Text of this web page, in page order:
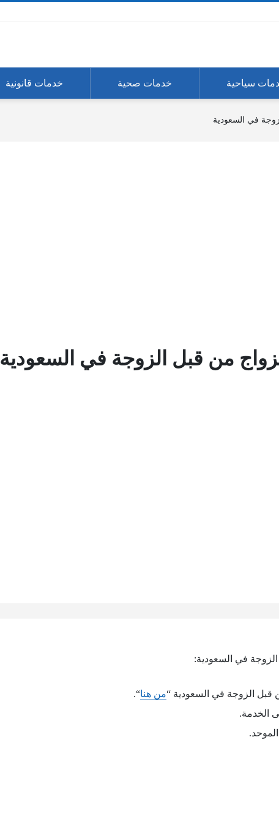
سياحية خدمات صحية خدمات قانونية
في السعودية
من قبل الزوجة في السعودية
في السعودية:
قبل الزوجة في السعودية “من هنا“.
الخدمة.